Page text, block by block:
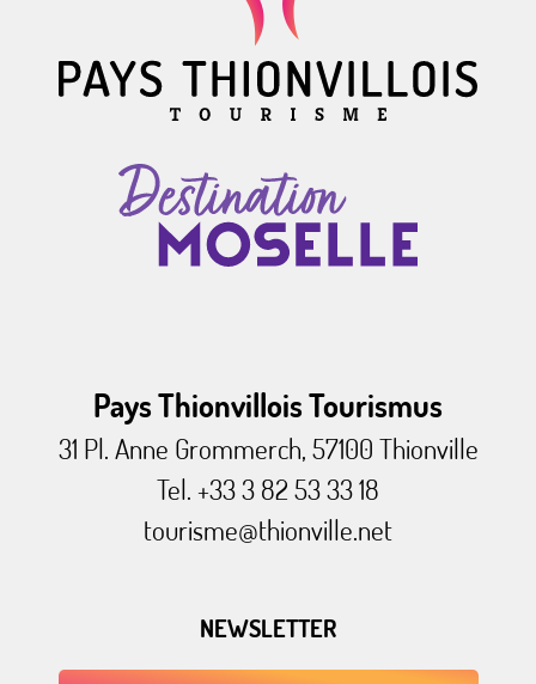
Pays Thionvillois Tourismus
31 Pl. Anne Grommerch, 57100 Thionville
Tel. +33 3 82 53 33 18
tourisme@thionville.net
NEWSLETTER